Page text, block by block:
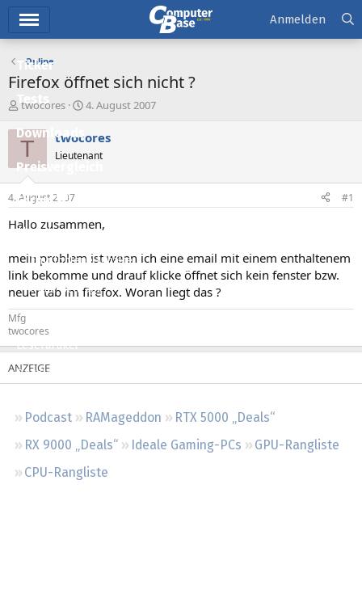
Ticker
Tests
Downloads
Preisvergleich
Forum
Aktuelles
Empfohlene Inhalte
Neue Beiträge
Leserartikel
Regeln
Podcast RAMageddon
RTX 5000 „Deals“
RX 9000 „Deals“
Ideale Gaming-PCs
GPU-Rangliste
CPU-Rangliste
Anmelden
Online
Firefox öffnet sich nicht ?
E
s
e
l
e
r
twocores
E
s
e
t
a
4. August 2007
T twocores
Lieutenant
4. August 2007 #1
Hallo zusammen,
mein problem ist wenn ich eine email mit einem enthaltenem
link bekomme und drauf klicke öffnet sich kein fenster bzw.
neuer tab im firefox. Woran liegt das ?
Mfg
twocores